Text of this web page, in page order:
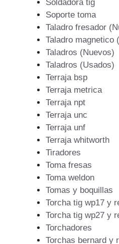
Soldadora tig
Soporte toma
Taladro fresador
Taladro magnetico
Taladros (Nuevos)
Taladros (Usados)
Terraja bsp
Terraja metrica
Terraja npt
Terraja unc
Terraja unf
Terraja whitworth
Tiradores
Toma fresas
Toma weldon
Tomas y boquillas
Torcha tig wp17 y
Torcha tig wp27 y
Torchadores
Torchas bernard y